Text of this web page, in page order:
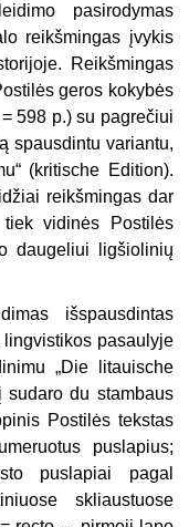
pasirodymas
reikšmingas įvykis
Reikšmingas
geros kokybės
598 p.) su pagrečiui
spausdintu variantu,
(kritische Edition).
reikšmingas dar
vidinės Postilės
daugeliui ligšiolinių
išspausdintas
pasaulyje
„Die litauische
sudaro du stambaus
Postilės tekstas
puslapius;
puslapiai pagal
skliaustuose